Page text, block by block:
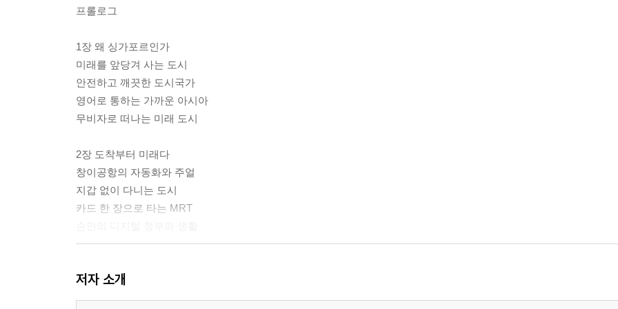
프롤로그
1장 왜 싱가포르인가
미래를 앞당겨 사는 도시
안전하고 깨끗한 도시국가
영어로 통하는 가까운 아시아
무비자로 떠나는 미래 도시
2장 도착부터 미래다
창이공항의 자동화와 주얼
지갑 없이 다니는 도시
카드 한 장으로 타는 MRT
마리나베이샌즈와 스카이파크
슈퍼트리와 가든스바이더베이
저자 소개